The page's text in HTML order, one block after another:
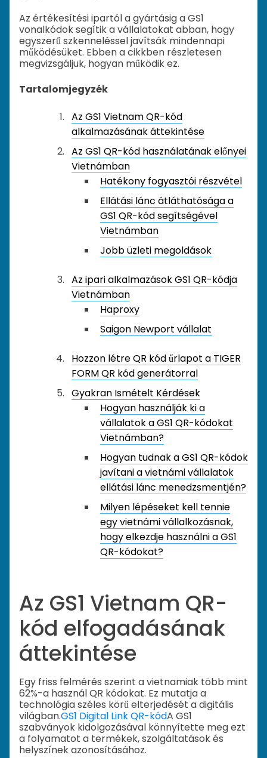
Az értékesítési ipartól a gyártásig a GS1
vonalkódok segítik a vállalatokat abban, hogy
egyszerű szkenneléssel javítsák mindennapi
működésüket. Ebben a cikkben részletesen
megvizsgáljuk, hogyan működik ez.
Tartalomjegyzék
Az GS1 Vietnam QR-kód
alkalmazásának áttekintése
Az GS1 QR-kód használatának előnyei
Vietnámban
Hatékony fogyasztói részvétel
Ellátási lánc átláthatósága a
GS1 QR-kód segítségével
Vietnámban
Jobb üzleti megoldások
Az ipari alkalmazások GS1 QR-kódja
Vietnámban
Haproxy
Saigon Newport vállalat
Hozzon létre QR kód űrlapot a TIGER
FORM QR kód generátorral
Gyakran Ismételt Kérdések
Hogyan használják ki a
vállalatok a GS1 QR-kódokat
Vietnámban?
Hogyan tudnak a GS1 QR-kódok
javítani a vietnámi vállalatok
ellátási lánc menedzsmentjén?
Milyen lépéseket kell tennie
egy vietnámi vállalkozásnak,
hogy elkezdje használni a GS1
QR-kódokat?
Az GS1 Vietnam QR-
kód elfogadásának
áttekintése
Egy friss felmérés szerint a vietnamiak több mint
62%-a használ QR kódokat. Ez mutatja a
technológia széles körű elterjedését a digitális
világban.GS1 Digital Link QR-kódA GS1
szabványok kidolgozásával könnyítette meg ezt
a folyamatot a termékek, szolgáltatások és
helyszínek azonosításához.